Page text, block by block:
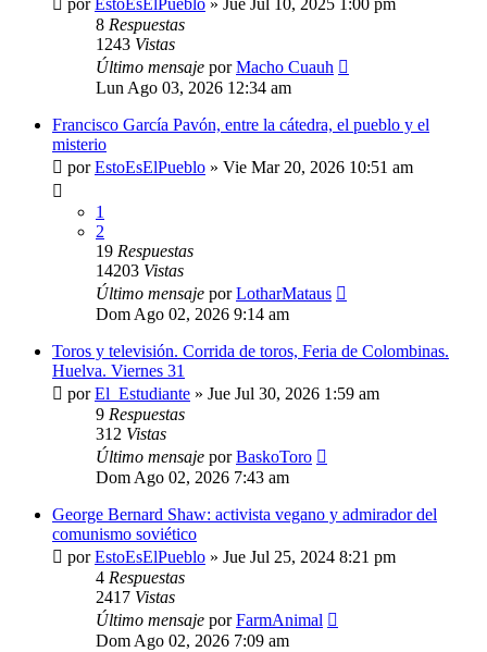
por EstoEsElPueblo » Jue Jul 10, 2025 1:00 pm
8 Respuestas
1243 Vistas
Último mensaje porMacho Cuauh
Lun Ago 03, 2026 12:34 am
Francisco García Pavón, entre la cátedra, el pueblo y el
misterio
porEstoEsElPueblo » Vie Mar 20, 2026 10:51 am
1
2
19 Respuestas
14203 Vistas
Último mensaje porLotharMataus
Dom Ago 02, 2026 9:14 am
Toros y televisión. Corrida de toros, Feria de Colombinas.
Huelva. Viernes 31
porEl_Estudiante » Jue Jul 30, 2026 1:59 am
9 Respuestas
312 Vistas
Último mensaje porBaskoToro
Dom Ago 02, 2026 7:43 am
George Bernard Shaw: activista vegano y admirador del
comunismo soviético
porEstoEsElPueblo » Jue Jul 25, 2024 8:21 pm
4 Respuestas
2417 Vistas
Último mensaje porFarmAnimal
Dom Ago 02, 2026 7:09 am